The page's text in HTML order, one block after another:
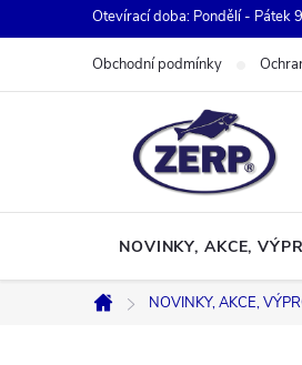
na
Otevírací doba: Pondělí - Pátek
Obchodní podmínky
NOVINKY, AKCE,
Domů
NOVINKY, AKCE,